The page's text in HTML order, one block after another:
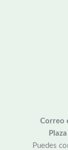
Correo
Puedes